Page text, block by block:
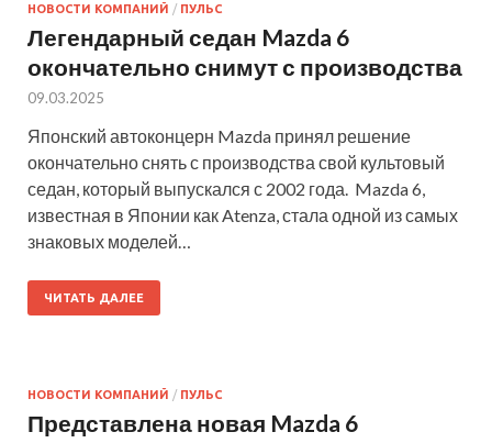
НОВОСТИ КОМПАНИЙ / ПУЛЬС
Легендарный седан Mazda 6
окончательно снимут с производства
09.03.2025
Японский автоконцерн Mazda принял решение
окончательно снять с производства свой культовый
седан, который выпускался с 2002 года. Mazda 6,
известная в Японии как Atenza, стала одной из самых
знаковых моделей…
ЧИТАТЬ ДАЛЕЕ
НОВОСТИ КОМПАНИЙ / ПУЛЬС
Представлена новая Mazda 6